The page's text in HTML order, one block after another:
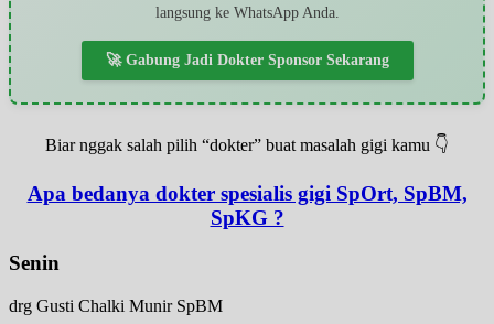
langsung ke WhatsApp Anda.
🚀 Gabung Jadi Dokter Sponsor Sekarang
Biar nggak salah pilih “dokter” buat masalah gigi kamu 👇
Apa bedanya dokter spesialis gigi SpOrt, SpBM,
SpKG ?
Senin
drg Gusti Chalki Munir SpBM